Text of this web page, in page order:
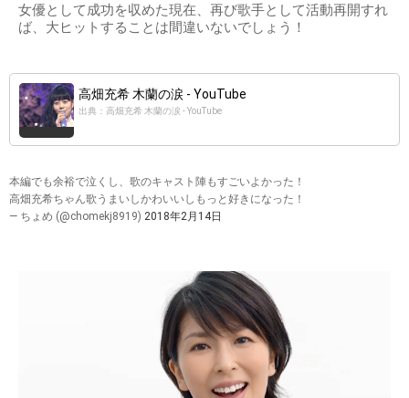
女優として成功を収めた現在、再び歌手として活動再開すれ
ば、大ヒットすることは間違いないでしょう！
高畑充希 木蘭の涙 - YouTube
出典：高畑充希 木蘭の涙 - YouTube
本編でも余裕で泣くし、歌のキャスト陣もすごいよかった！
高畑充希ちゃん歌うまいしかわいいしもっと好きになった！
— ちょめ (@chomekj8919) 2018年2月14日